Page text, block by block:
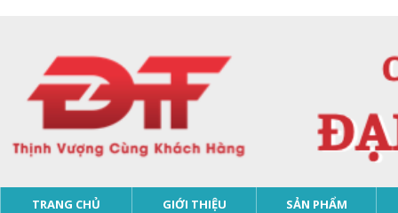
TRANG CHỦ GIỚI THIỆU SẢN PHẨM